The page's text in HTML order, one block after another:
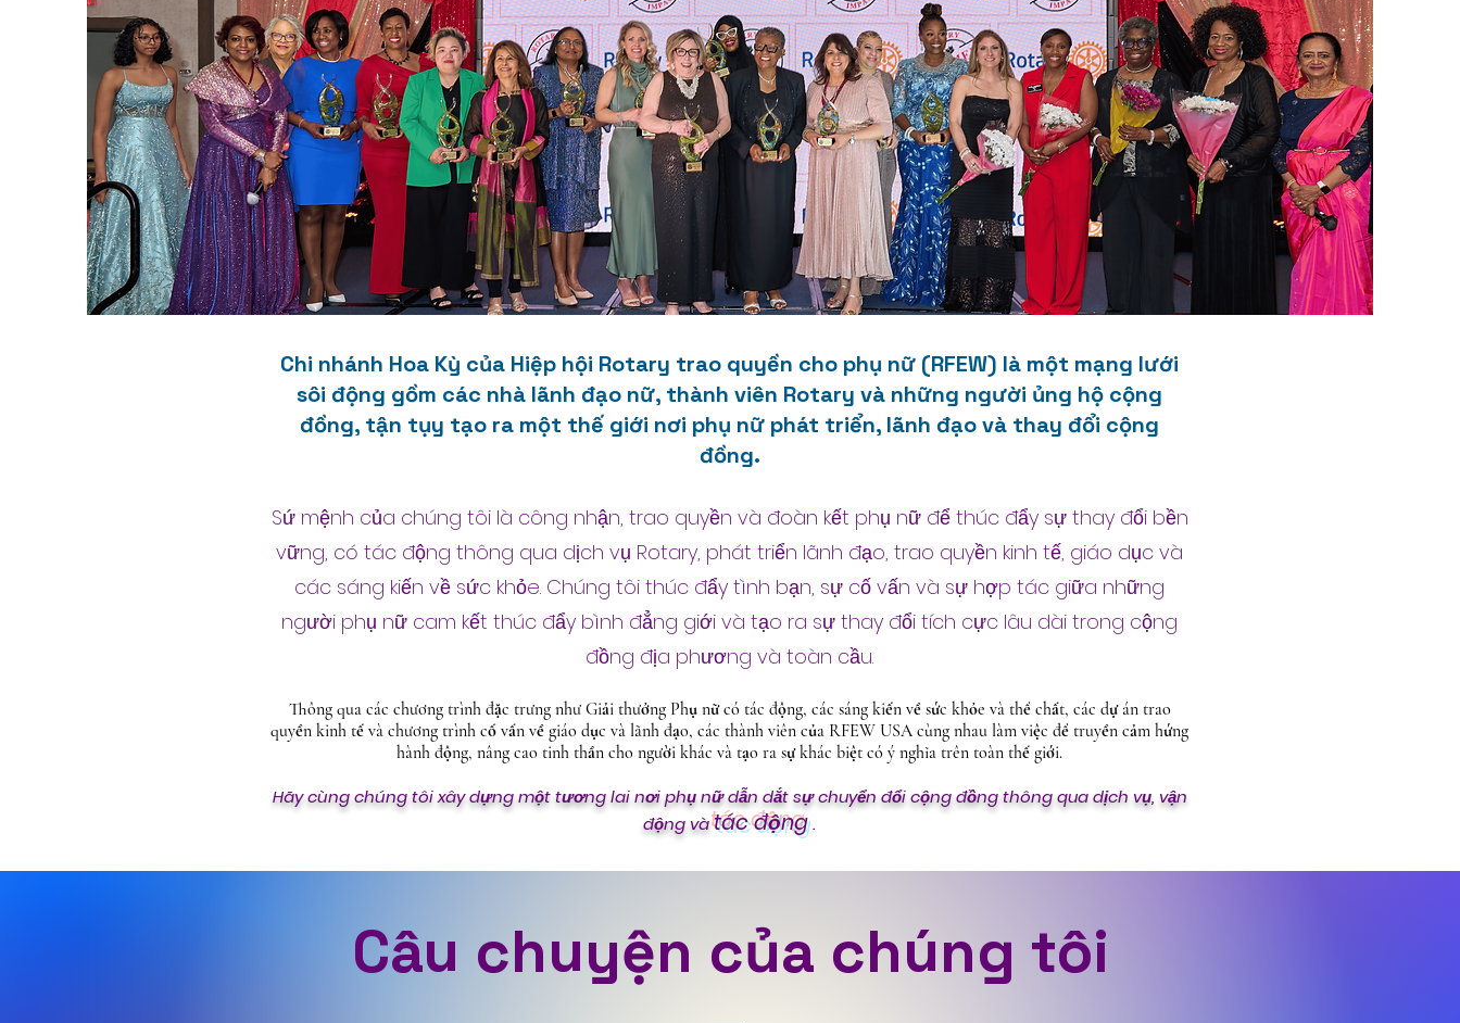
Chi nhánh Hoa Kỳ của Hiệp hội Rotary trao quyền cho phụ nữ (RFEW) là một mạng lưới
sôi động gồm các nhà lãnh đạo nữ, thành viên Rotary và những người ủng hộ cộng
đồng, tận tụy tạo ra một thế giới nơi phụ nữ phát triển, lãnh đạo và thay đổi cộng
đồng.
Sứ mệnh của chúng tôi là công nhận, trao quyền và đoàn kết phụ nữ để thúc đẩy sự thay đổi bền
vững, có tác động thông qua dịch vụ Rotary, phát triển lãnh đạo, trao quyền kinh tế, giáo dục và
các sáng kiến về sức khỏe. Chúng tôi thúc đẩy tình bạn, sự cố vấn và sự hợp tác giữa những
người phụ nữ cam kết thúc đẩy bình đẳng giới và tạo ra sự thay đổi tích cực lâu dài trong cộng
đồng địa phương và toàn cầu.
Thông qua các chương trình đặc trưng như Giải thưởng Phụ nữ có tác động, các sáng kiến về sức khỏe và thể chất, các dự án trao
quyền kinh tế và chương trình cố vấn về giáo dục và lãnh đạo, các thành viên của RFEW USA cùng nhau làm việc để truyền cảm hứng
hành động, nâng cao tinh thần cho người khác và tạo ra sự khác biệt có ý nghĩa trên toàn thế giới.
Hãy cùng chúng tôi xây dựng một tương lai nơi phụ nữ dẫn dắt sự chuyển đổi cộng đồng thông qua dịch vụ, vận
động vàtác động.
Câu chuyện của chúng tôi